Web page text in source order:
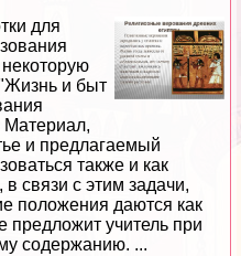
для
и быт
Материал,
и предлагаемый
также и как
связи с этим задачи,
положения даются как
предложит учитель при
содержанию. ...